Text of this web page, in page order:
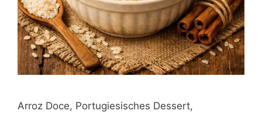
Arroz Doce, Portugiesisches Dessert,